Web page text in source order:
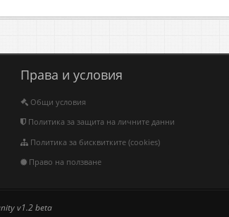
Права и условия
Общи условия
Политика за защита на личните данни
Политика за бисквитките (cookies)
Право на ползване
v1.2 beta